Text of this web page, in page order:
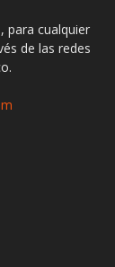
para cualquier
de las redes